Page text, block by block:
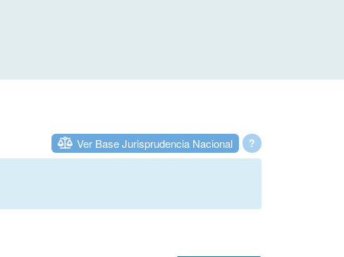
?
Ver Base Jurisprudencia Nacional